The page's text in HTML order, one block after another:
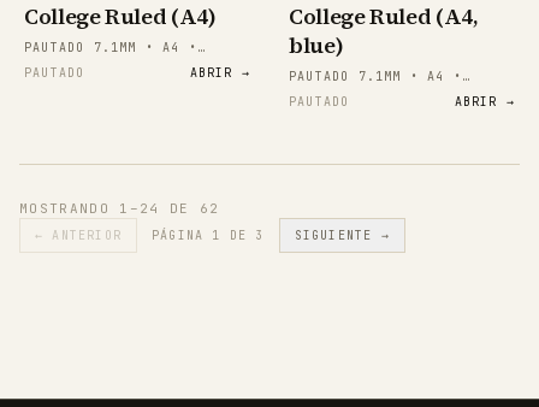
papergens.com
College Ruled (A4)
PAUTADO 7.1MM • A4 •
APAISADO
PAUTADO ABRIR →
College Ruled (A4,
blue)
PAUTADO 7.1MM • A4 •
APAISADO
PAUTADO ABRIR →
MOSTRANDO 1–24 DE 62
← ANTERIOR PÁGINA 1 DE 3 SIGUIENTE →